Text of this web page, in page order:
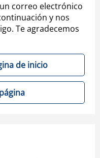
correo electrónico
y nos
Te agradecemos
de inicio